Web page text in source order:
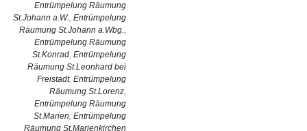
Entrümpelung Räumung
St.Johann a.W., Entrümpelung
Räumung St.Johann a.Wbg.,
Entrümpelung Räumung
St.Konrad, Entrümpelung
Räumung St.Leonhard bei
Freistadt, Entrümpelung
Räumung St.Lorenz,
Entrümpelung Räumung
St.Marien, Entrümpelung
Räumung St.Marienkirchen